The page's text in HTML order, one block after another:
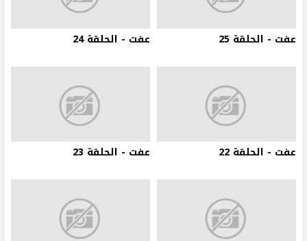
عفت - الحلقة 25 عفت - الحلقة 24
عفت - الحلقة 22 عفت - الحلقة 23